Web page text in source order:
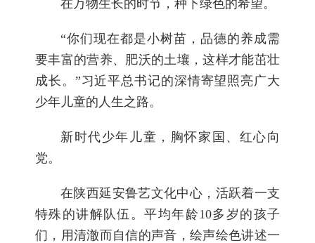
在万物生长的时节，种下绿色的希望。
“你们现在都是小树苗，品德的养成需
要丰富的营养、肥沃的土壤，这样才能茁壮
成长。”习近平总书记的深情寄望照亮广大
少年儿童的人生之路。
新时代少年儿童，胸怀家国、红心向
党。
在陕西延安鲁艺文化中心，活跃着一支
特殊的讲解队伍。平均年龄10多岁的孩子
们，用清澈而自信的声音，绘声绘色讲述一